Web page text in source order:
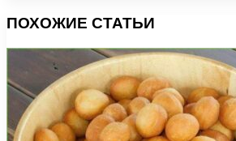
ПОХОЖИЕ СТАТЬИ